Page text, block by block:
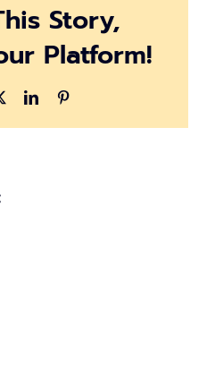
ประกัน
สังคม
เหลือ
เปอร์เซ็นต์
Story,
Platform!
LinkedIn